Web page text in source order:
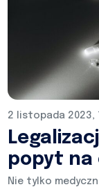
2 listopada 2023,
popyt na
Nie tylko